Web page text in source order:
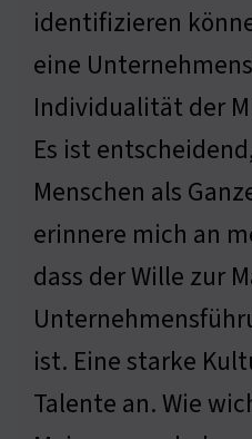
identifizieren
eine
Individualität der
Es ist
Menschen als
erinnere mich an
dass der Wille zur
ist. Eine starke
Talente an. Wie